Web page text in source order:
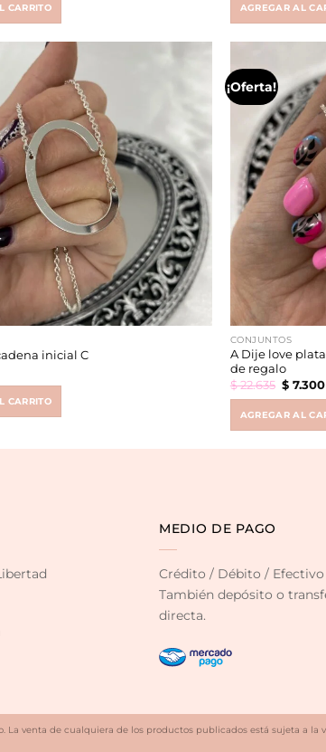
CARRITO $
AGREGAR AL
inicial C
CARRITO
¡Oferta!
CONJUNTOS
A Dije love
de regalo
$22.635 Original
price
$
$7.300
AGREGAR AL
MEDIO DE PAGO
Crédito / Débito / Efectivo
También depósito o
directa.
La venta de cualquiera de los productos publicados está sujeta a